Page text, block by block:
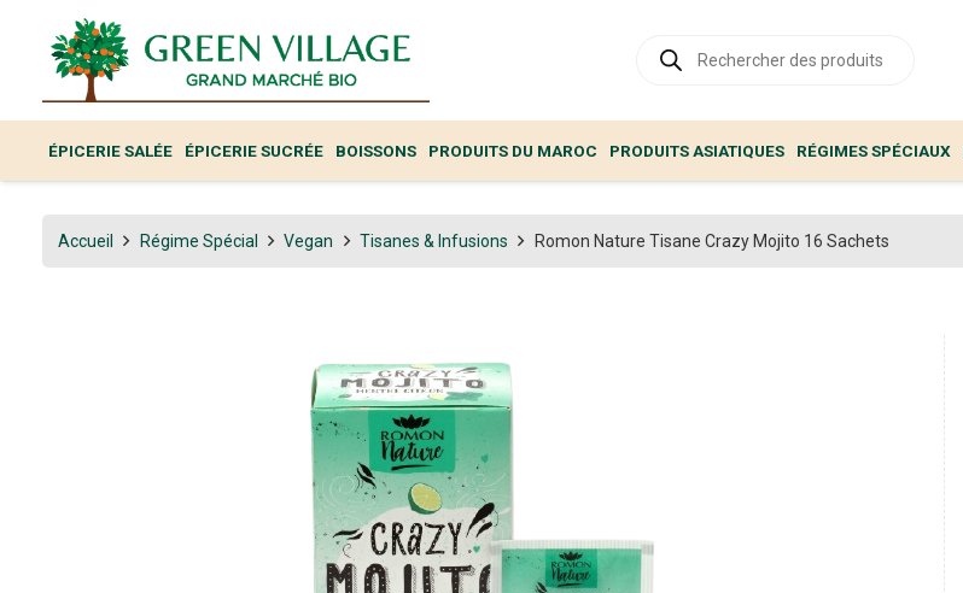
produits
ÉPICERIE SALÉE ÉPICERIE SUCRÉE BOISSONS PRODUITS DU MAROC PRODUITS ASIATIQUES RÉGIMES SPÉCIAUX
Accueil Régime Spécial Vegan Tisanes & Infusions Romon Nature Tisane Crazy Mojito 16 Sachets